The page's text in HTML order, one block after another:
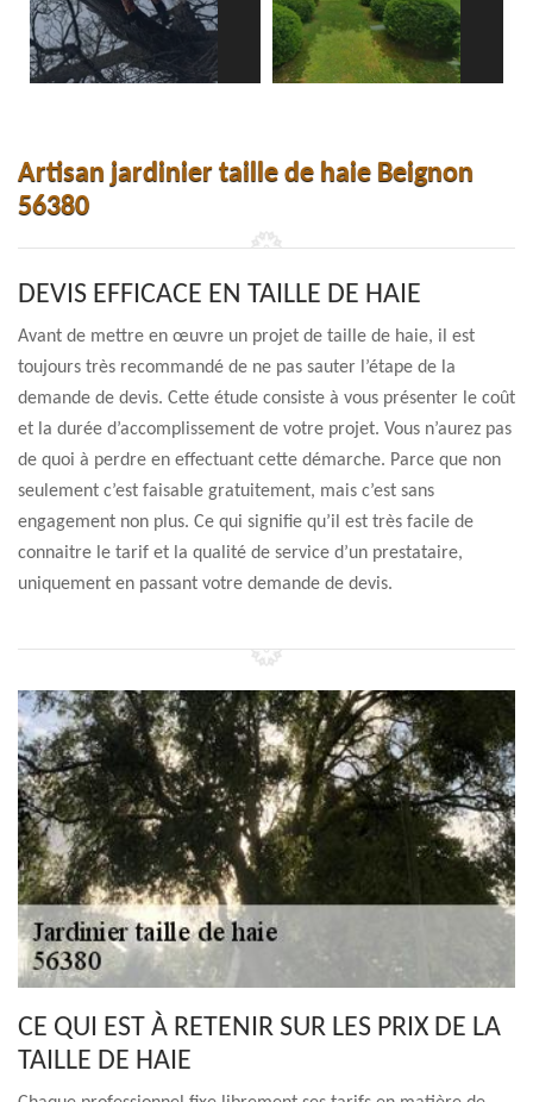
Artisan jardinier taille de haie Beignon
56380
DEVIS EFFICACE EN TAILLE DE HAIE
Avant de mettre en œuvre un projet de taille de haie, il est
toujours très recommandé de ne pas sauter l’étape de la
demande de devis. Cette étude consiste à vous présenter le coût
et la durée d’accomplissement de votre projet. Vous n’aurez pas
de quoi à perdre en effectuant cette démarche. Parce que non
seulement c’est faisable gratuitement, mais c’est sans
engagement non plus. Ce qui signifie qu’il est très facile de
connaitre le tarif et la qualité de service d’un prestataire,
uniquement en passant votre demande de devis.
CE QUI EST À RETENIR SUR LES PRIX DE LA
TAILLE DE HAIE